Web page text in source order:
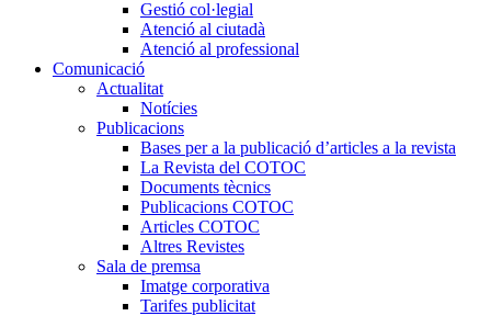
Gestió col·legial
Atenció al ciutadà
Atenció al professional
Comunicació
Actualitat
Notícies
Publicacions
Bases per a la publicació d’articles a la revista
La Revista del COTOC
Documents tècnics
Publicacions COTOC
Articles COTOC
Altres Revistes
Sala de premsa
Imatge corporativa
Tarifes publicitat